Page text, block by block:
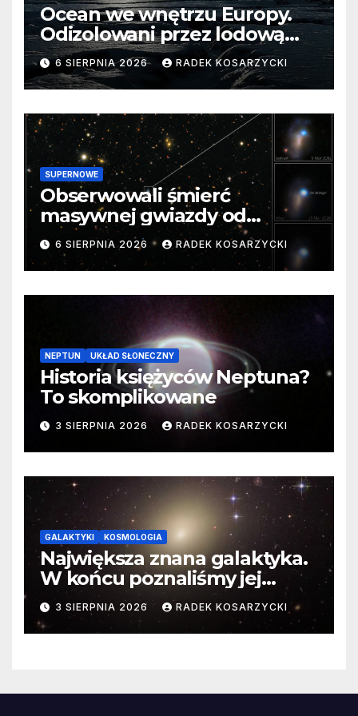
Ocean we wnętrzu Europy.
Odizolowani przez lodową
barierę
6 SIERPNIA 2026 RADEK KOSARZYCKI
SUPERNOWE
Obserwowali śmierć
masywnej gwiazdy od
samego początku. Niezwykle
cenne dane
6 SIERPNIA 2026 RADEK KOSARZYCKI
NEPTUN UKŁAD SŁONECZNY
Historia księżyców Neptuna?
To skomplikowane
3 SIERPNIA 2026 RADEK KOSARZYCKI
GALAKTYKI KOSMOLOGIA
Największa znana galaktyka.
W końcu poznaliśmy jej
faktyczne wymiary
3 SIERPNIA 2026 RADEK KOSARZYCKI